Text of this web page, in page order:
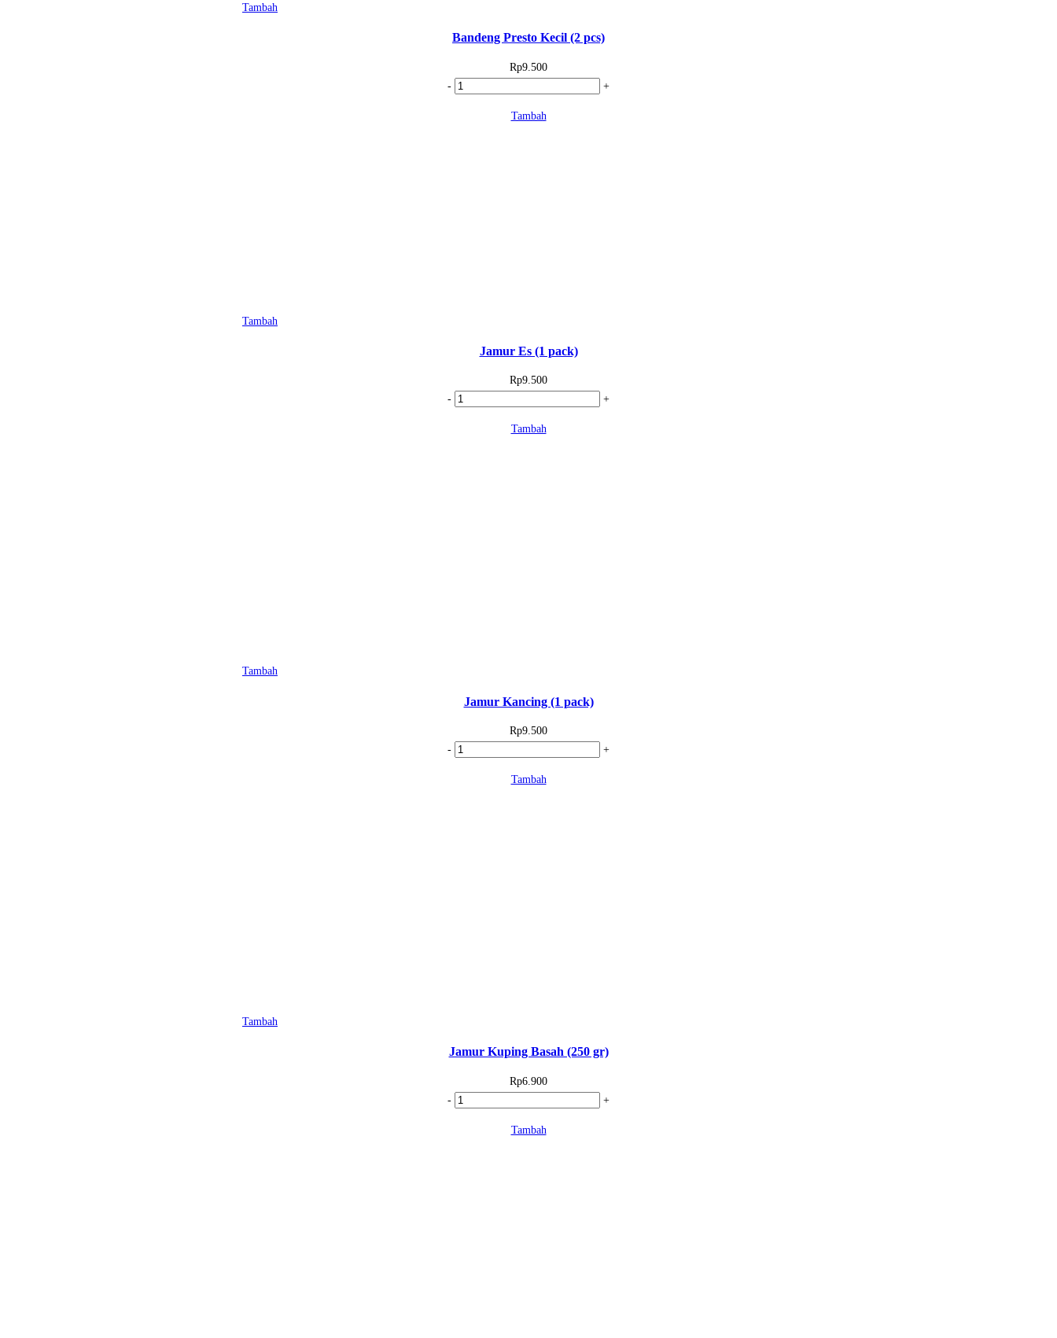
Tambah
Bandeng Presto Kecil (2 pcs)
Rp9.500
- Kuantitas
+
Tambah
Tambah
Jamur Es (1 pack)
Rp9.500
- Kuantitas
+
Tambah
Tambah
Jamur Kancing (1 pack)
Rp9.500
- Kuantitas
+
Tambah
Tambah
Jamur Kuping Basah (250 gr)
Rp6.900
- Kuantitas
+
Tambah